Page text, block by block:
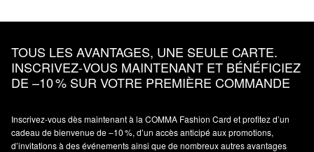
TOUS LES AVANTAGES, UNE SEULE CARTE.
INSCRIVEZ‑VOUS MAINTENANT ET BÉNÉFICIEZ
DE –10 % SUR VOTRE PREMIÈRE COMMANDE
Inscrivez‑vous dès maintenant à la COMMA Fashion Card et profitez d’un
cadeau de bienvenue de –10 %, d’un accès anticipé aux promotions,
d’invitations à des événements ainsi que de nombreux autres avantages